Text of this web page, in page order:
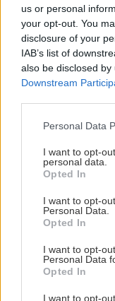
us or personal
your opt-out. You
disclosure of your
IAB’s list of
also be disclosed
Downstream
Please note that
not limited to your
grant or deny
use your data for
consent section.
Personal Data
I want to opt-
personal data.
Opted In
I want to opt-
Personal Data.
Opted In
I want to opt-
Personal Data
Opted In
I want to opt-
Hockeysäsongen
kommande matcher
jätteviktiga, det är
och partners.